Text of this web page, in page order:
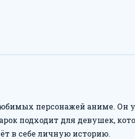
персонажей аниме. Он
подходит для девушек,
в себе личную историю.